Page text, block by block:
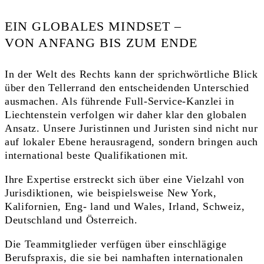
EIN GLOBALES MINDSET –
VON ANFANG BIS ZUM ENDE
In der Welt des Rechts kann der sprichwörtliche Blick
über den Tellerrand den entscheidenden Unterschied
ausmachen. Als führende Full-Service-Kanzlei in
Liechtenstein verfolgen wir daher klar den globalen
Ansatz. Unsere Juristinnen und Juristen sind nicht nur
auf lokaler Ebene herausragend, sondern bringen auch
international beste Qualifikationen mit.
Ihre Expertise erstreckt sich über eine Vielzahl von
Jurisdiktionen, wie beispielsweise New York,
Kalifornien, Eng- land und Wales, Irland, Schweiz,
Deutschland und Österreich.
Die Teammitglieder verfügen über einschlägige
Berufspraxis, die sie bei namhaften internationalen